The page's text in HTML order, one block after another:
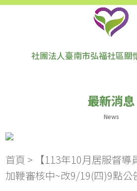
社團法人臺南市弘福社區關
最新消息
News
首頁 >
【113年10月居服督
加鞭審核中~改9/19(四)9點公